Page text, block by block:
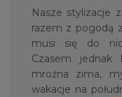
Nasze stylizacje
razem z pogodą
musi się do
Czasem
mroźna zima,
wakacje na